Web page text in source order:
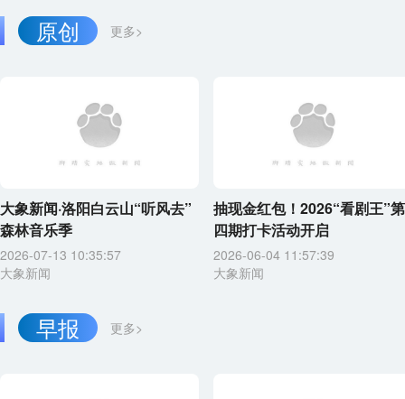
更多>
原创
大象新闻·洛阳白云山“听风去”
森林音乐季
2026-07-13 10:35:57
大象新闻
抽现金红包！2026“看剧王”第
四期打卡活动开启
2026-06-04 11:57:39
大象新闻
更多>
早报